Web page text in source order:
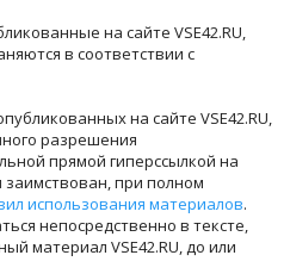
на сайте VSE42.RU,
в соответствии с
на сайте VSE42.RU,
разрешения
прямой гиперссылкой на
заимствован, при полном
использования материалов.
непосредственно в тексте,
материал VSE42.RU, до или